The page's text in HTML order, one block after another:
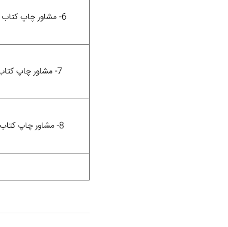
6- مشاور چاپ کتاب
7- مشاور چاپ کتاب
8- مشاور چاپ کتاب